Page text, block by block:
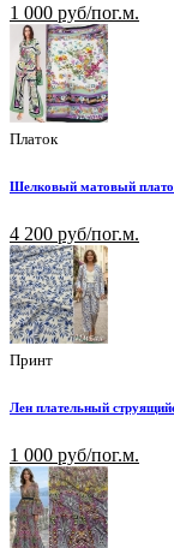
1 000 руб/пог.м.
Платок
Шелковый матовый
4 200 руб/пог.м.
Принт
Лен плательный
1 000 руб/пог.м.